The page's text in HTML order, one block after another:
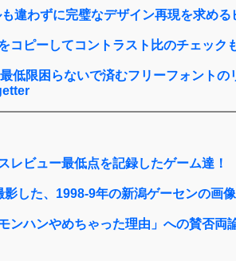
違わずに完璧なデザイン再現を求め
コピーしてコントラスト比のチェック
低限困らないで済むフリーフォント
レビュー最低点を記録したゲーム達！
影した、1998-9年の新潟ゲーセンの画
ンハンやめちゃった理由」への賛否